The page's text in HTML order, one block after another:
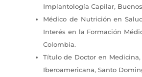
Implantología Capilar,
Médico de Nutrición en
Interés en la Formación
Colombia.
Título de Doctor en Medicina,
Iberoamericana, Santo